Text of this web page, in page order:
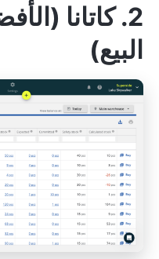
2. كاتانا
البيع)